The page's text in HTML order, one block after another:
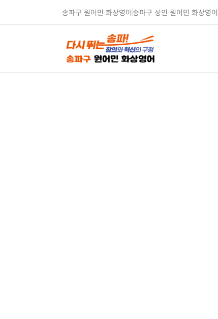
송파구 원어민 화상영어송파구 성인 원어민 화상영어